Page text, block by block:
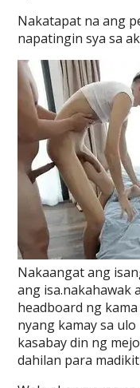
Nakatapat na ang
napatingin sya sa
Nakaangat ang
ang isa.nakahawak
headboard ng
nyang kamay sa
kasabay din ng
dahilan para